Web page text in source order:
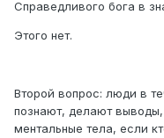
Справедливого бога в
Этого нет.
Второй вопрос: люди в
познают, делают
ментальные тела, если